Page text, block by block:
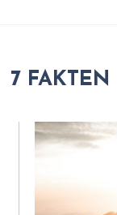
7 FAKTEN